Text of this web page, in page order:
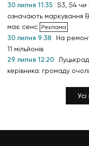
30 липня 11:35 S3, S4
означають маркування
має сенс
30 липня 9:38
На
11 мільйонів
29 липня 12:20
керівника: громаду